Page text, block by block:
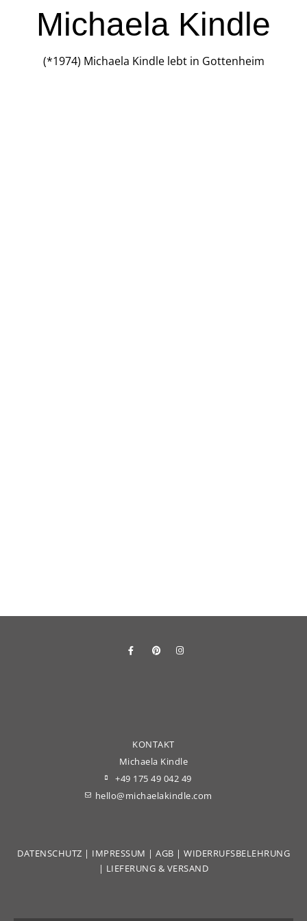
Michaela Kindle
(*1974) Michaela Kindle lebt in Gottenheim
KONTAKT
Michaela Kindle
+49 175 49 042 49
hello@michaelakindle.com
DATENSCHUTZ | IMPRESSUM | AGB | WIDERRUFSBELEHRUNG
| LIEFERUNG & VERSAND